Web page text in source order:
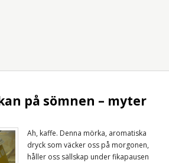
på sömnen – myter
Ah, kaffe. Denna mörka, aromatiska
dryck som väcker oss på morgonen,
håller oss sällskap under fikapausen